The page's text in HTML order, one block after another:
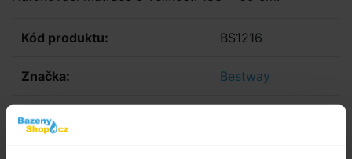
Kód produktu: BS1216
Značka: Bestway
E-shop:
Prodejna:Do 3 dnů